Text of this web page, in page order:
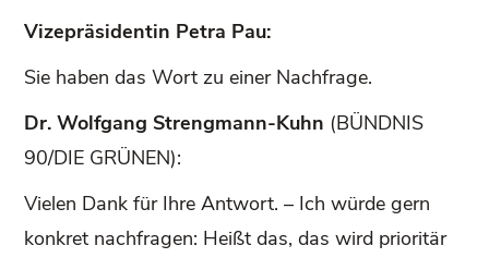
Vizepräsidentin Petra Pau:
Sie haben das Wort zu einer Nachfrage.
Dr. Wolfgang Strengmann-Kuhn (BÜNDNIS
90/DIE GRÜNEN):
Vielen Dank für Ihre Antwort. – Ich würde gern
konkret nachfragen: Heißt das, das wird prioritär